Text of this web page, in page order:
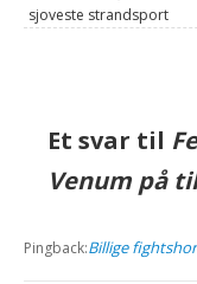
sjoveste strandsport
Et svar til
Venum på
Pingback:Billige